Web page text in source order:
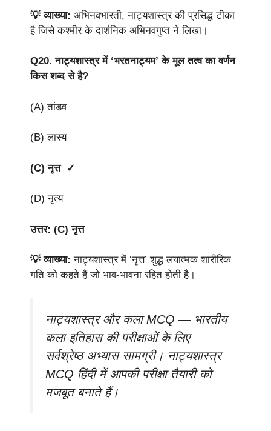
💡 व्याख्या: अभिनवभारती, नाट्यशास्त्र की प्रसिद्ध टीका
है जिसे कश्मीर के दार्शनिक अभिनवगुप्त ने लिखा।
Q20.नाट्यशास्त्र में ‘भरतनाट्यम’ के मूल तत्व का वर्णन
किस शब्द से है?
(A) तांडव
(B) लास्य
(C) नृत्त ✓
(D) नृत्य
उत्तर: (C) नृत्त
💡 व्याख्या:नाट्यशास्त्र में ‘नृत्त’ शुद्ध लयात्मक शारीरिक
गति को कहते हैं जो भाव-भावना रहित होती है।
नाट्यशास्त्र और कला MCQ — भारतीय
कला इतिहास की परीक्षाओं के लिए
सर्वश्रेष्ठ अभ्यास सामग्री। नाट्यशास्त्र
MCQ हिंदी में आपकी परीक्षा तैयारी को
मजबूत बनाते हैं।